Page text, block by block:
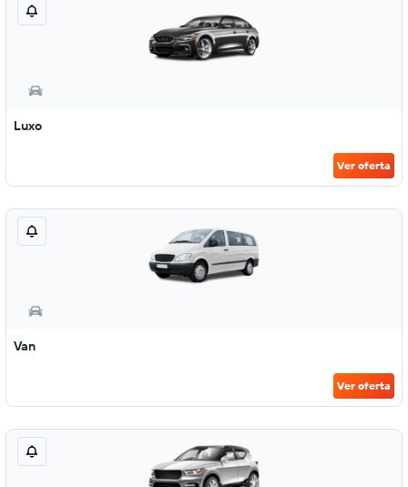
Luxo
Ver oferta
Van
Ver oferta